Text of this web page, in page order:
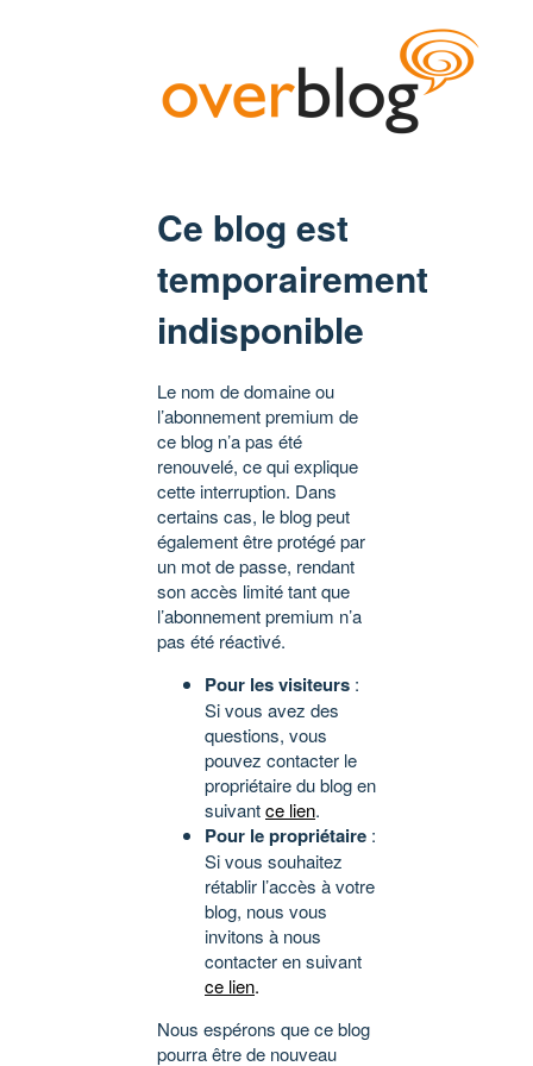
Ce blog est
temporairement
indisponible
Le nom de domaine ou
l’abonnement premium de
ce blog n’a pas été
renouvelé, ce qui explique
cette interruption. Dans
certains cas, le blog peut
également être protégé par
un mot de passe, rendant
son accès limité tant que
l’abonnement premium n’a
pas été réactivé.
Pour les visiteurs :
Si vous avez des
questions, vous
pouvez contacter le
propriétaire du blog en
suivantce lien.
Pour le propriétaire :
Si vous souhaitez
rétablir l’accès à votre
blog, nous vous
invitons à nous
contacter en suivant
ce lien.
Nous espérons que ce blog
pourra être de nouveau